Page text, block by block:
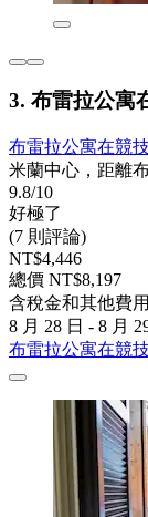
3. 布雷拉公寓
布雷拉公寓在競
米蘭中心，距離
9.8/10
好極了
(7 則評論)
NT$4,446
總價 NT$8,197
含稅金和其他費用
8 月 28 日 - 8 月
布雷拉公寓在競